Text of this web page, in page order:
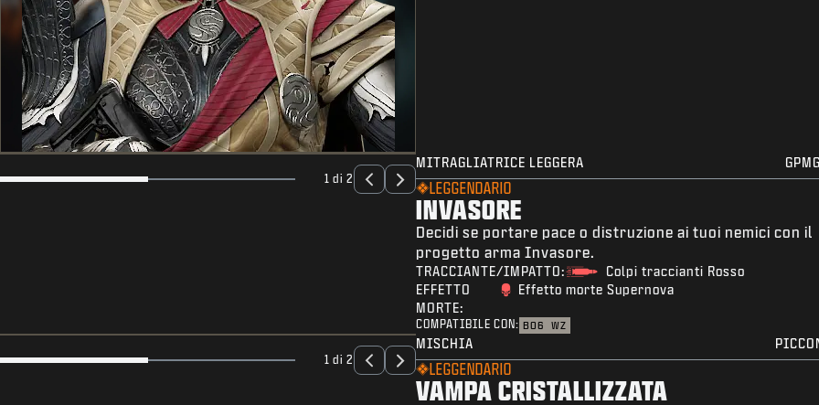
1 di 2
MITRAGLIATRICE LEGGERA
LEGGENDARIO
INVASORE
Decidi se portare pace o distruzione ai tuoi nemici con il
progetto arma Invasore.
TRACCIANTE/IMPATTO:
Colpi traccianti Rosso
EFFETTO
MORTE:
Effetto morte Supernova
COMPATIBILE CON: BO6 WZ
1 di 2
MISCHIA
LEGGENDARIO
VAMPA CRISTALLIZZATA